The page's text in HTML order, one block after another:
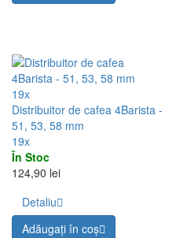
19x
Distribuitor de cafea 4Barista -
51, 53, 58 mm
19x
În Stoc
124,90 lei
Detaliu
Adăugați în coş